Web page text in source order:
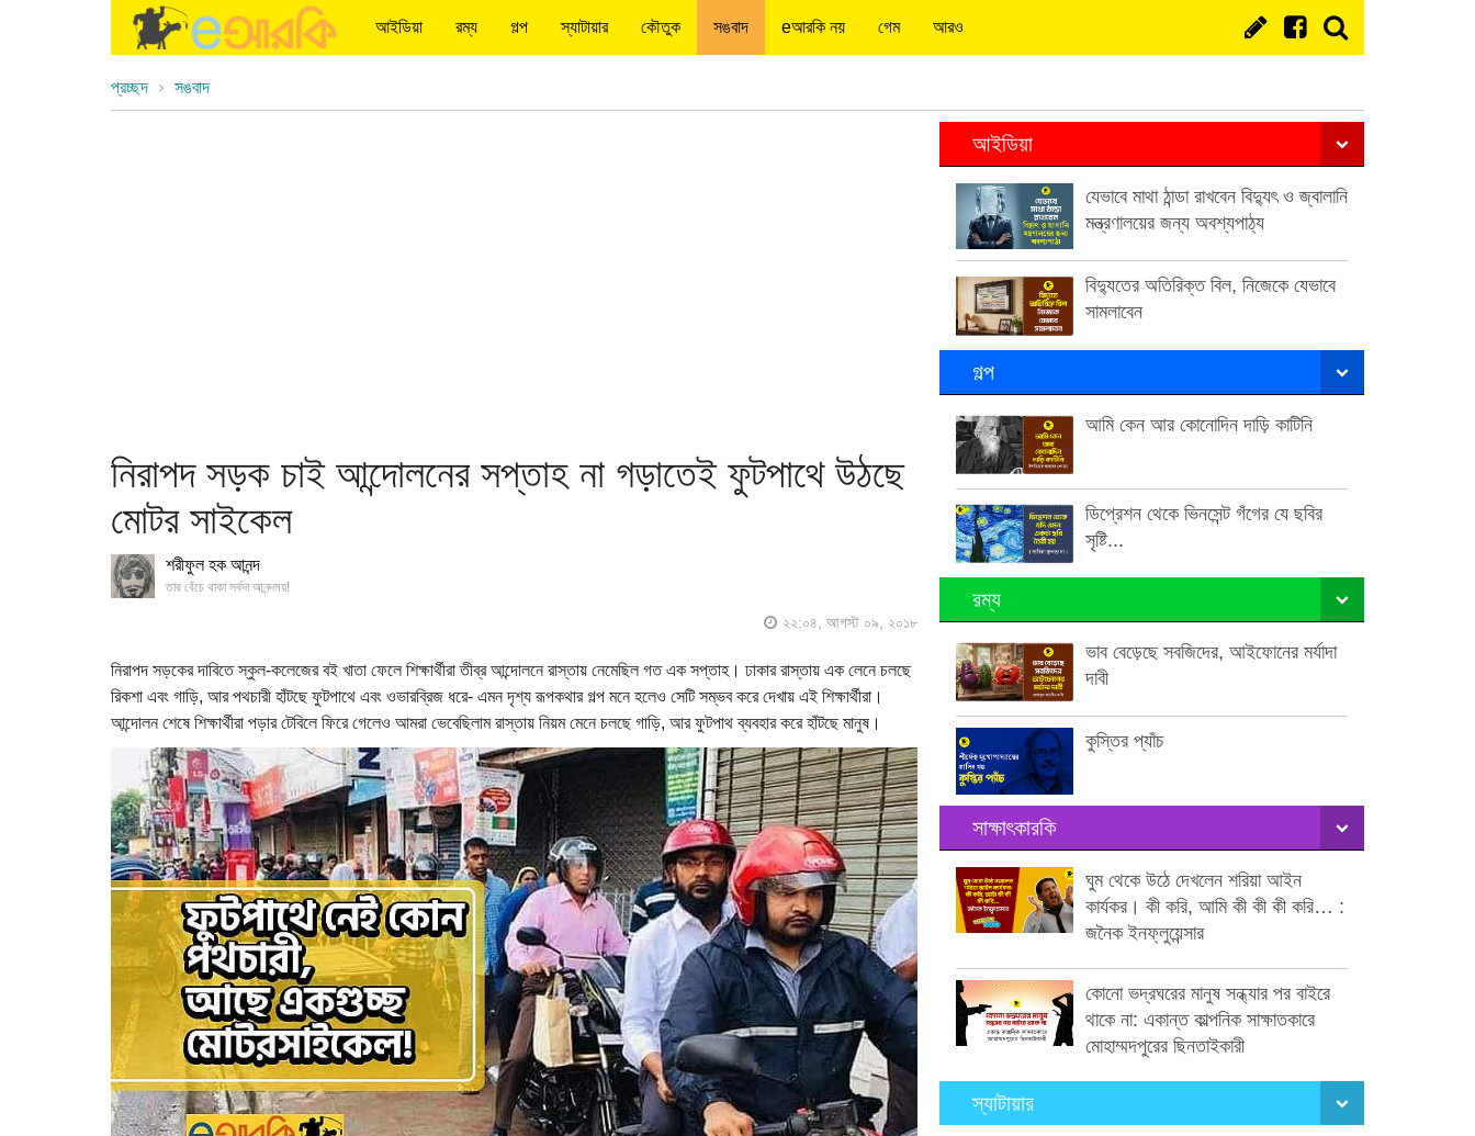
আইডিয়া রম্য গল্প স্যাটায়ার কৌতুক সঙবাদ eআরকি নয় গেম আরও
প্রচ্ছদ সঙবাদ
নিরাপদ সড়ক চাই আন্দোলনের সপ্তাহ না গড়াতেই ফুটপাথে উঠছে
মোটর সাইকেল
শরীফুল হক আনন্দ
তার বেঁচে থাকা সর্বদা আনন্দময়!
২২:০৪, আগস্ট ০৯, ২০১৮
নিরাপদ সড়কের দাবিতে স্কুল-কলেজের বই খাতা ফেলে শিক্ষার্থীরা তীব্র আন্দোলনে রাস্তায় নেমেছিল গত এক সপ্তাহ। ঢাকার রাস্তায় এক লেনে চলছে
রিকশা এবং গাড়ি, আর পথচারী হাঁটছে ফুটপাথে এবং ওভারব্রিজ ধরে- এমন দৃশ্য রূপকথার গল্প মনে হলেও সেটি সম্ভব করে দেখায় এই শিক্ষার্থীরা।
আন্দোলন শেষে শিক্ষার্থীরা পড়ার টেবিলে ফিরে গেলেও আমরা ভেবেছিলাম রাস্তায় নিয়ম মেনে চলছে গাড়ি, আর ফুটপাথ ব্যবহার করে হাঁটছে মানুষ।
আইডিয়া
যেভাবে মাথা ঠান্ডা রাখবেন বিদ্যুৎ ও জ্বালানি
মন্ত্রণালয়ের জন্য অবশ্যপাঠ্য
বিদ্যুতের অতিরিক্ত বিল, নিজেকে যেভাবে
সামলাবেন
গল্প
আমি কেন আর কোনোদিন দাড়ি কাটিনি
ডিপ্রেশন থেকে ভিনসেন্ট গঁগের যে ছবির
সৃষ্টি...
রম্য
ভাব বেড়েছে সবজিদের, আইফোনের মর্যাদা
দাবী
কুস্তির প্যাঁচ
সাক্ষাৎকারকি
ঘুম থেকে উঠে দেখলেন শরিয়া আইন
কার্যকর। কী করি, আমি কী কী কী করি… :
জনৈক ইনফ্লুয়েন্সার
কোনো ভদ্রঘরের মানুষ সন্ধ্যার পর বাইরে
থাকে না: একান্ত কাল্পনিক সাক্ষাতকারে
মোহাম্মদপুরের ছিনতাইকারী
স্যাটায়ার